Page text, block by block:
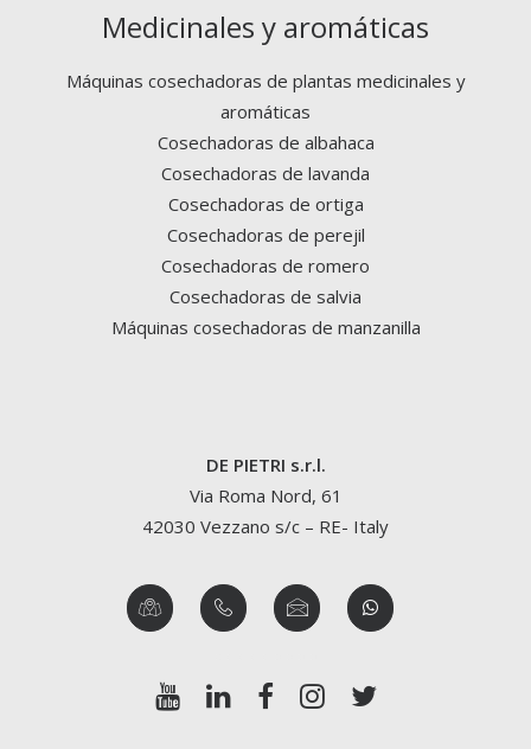
Medicinales y aromáticas
Máquinas cosechadoras de plantas medicinales y
aromáticas
Cosechadoras de albahaca
Cosechadoras de lavanda
Cosechadoras de ortiga
Cosechadoras de perejil
Cosechadoras de romero
Cosechadoras de salvia
Máquinas cosechadoras de manzanilla
DE PIETRI s.r.l.
Via Roma Nord, 61
42030 Vezzano s/c – RE- Italy